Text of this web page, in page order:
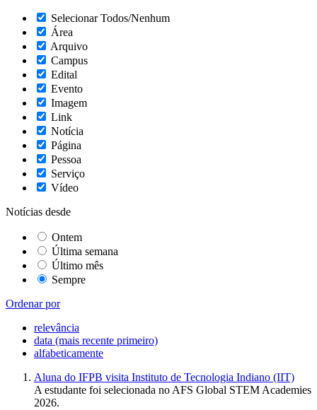
Selecionar Todos/Nenhum
Área
Arquivo
Campus
Edital
Evento
Imagem
Link
Notícia
Página
Pessoa
Serviço
Vídeo
Notícias desde
Ontem
Última semana
Último mês
Sempre
Ordenar por
relevância
data (mais recente primeiro)
alfabeticamente
Aluna do IFPB visita Instituto de Tecnologia Indiano (IIT)
A estudante foi selecionada no AFS Global STEM Academies
2026.